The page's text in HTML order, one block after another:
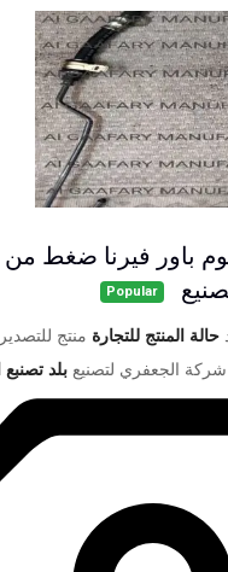
باور فيرنا ضغط
Popular
حالة المنتج للتجارة منتج
شركة الجعفري لتصنيع بلد تصنبع